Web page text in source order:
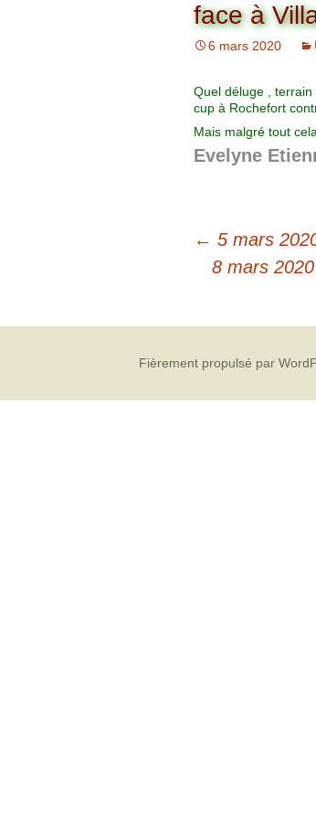
Organigramme
Commission
Commission
Brut Dames
face à
6 mars 2020
Quel déluge ,
cup à Rochefort
Mais malgré tout
Evelyne
← 5 mars
8 mars
Fièrement propulsé par